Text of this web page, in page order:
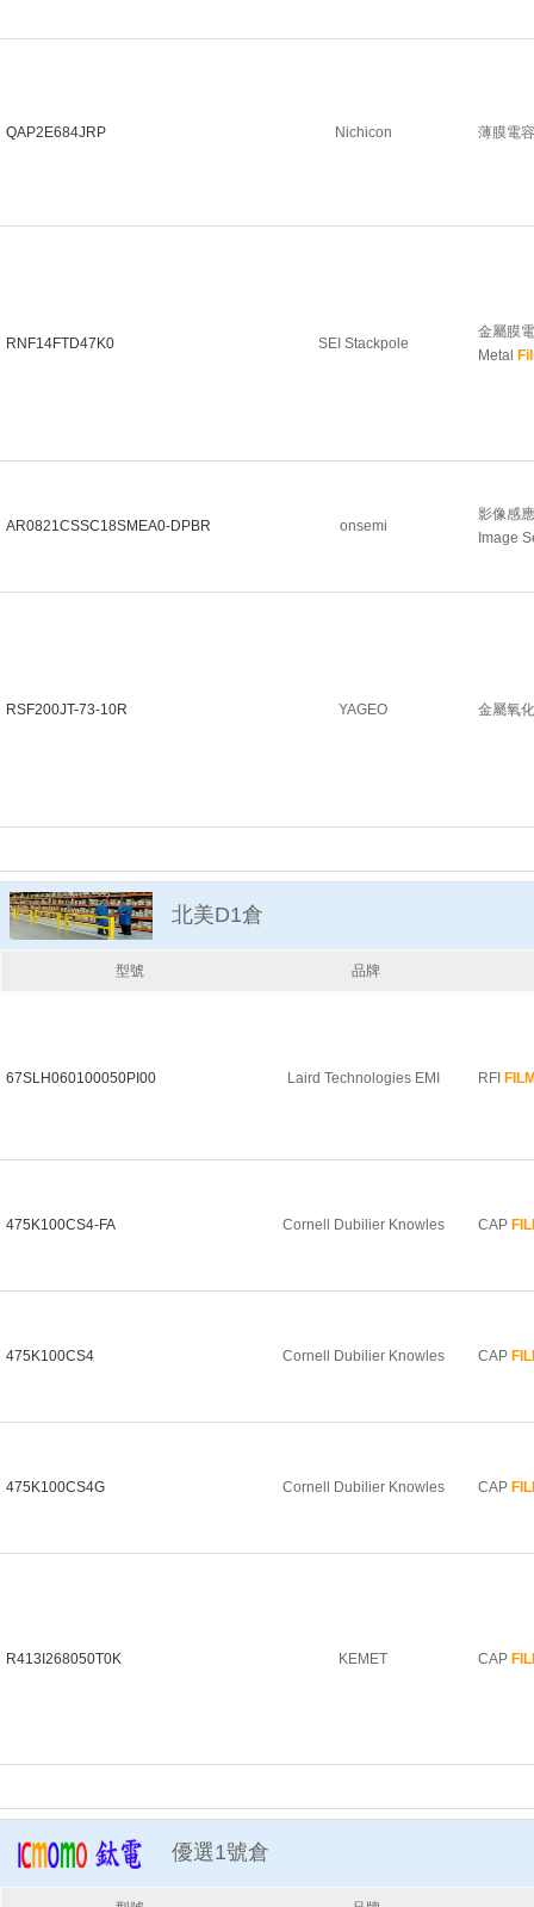
QAP2E684JRP Nichicon 薄膜電
RNF14FTD47K0 SEI Stackpole
金屬膜
Metal
AR0821CSSC18SMEA0-DPBR onsemi
影像感
Image
RSF200JT-73-10R YAGEO 金屬氧
北美D1倉
型號 品牌
67SLH060100050PI00 Laird Technologies EMI RFI
475K100CS4-FA Cornell Dubilier Knowles CAP
475K100CS4 Cornell Dubilier Knowles CAP
475K100CS4G Cornell Dubilier Knowles CAP
R413I268050T0K KEMET CAP
優選1號倉